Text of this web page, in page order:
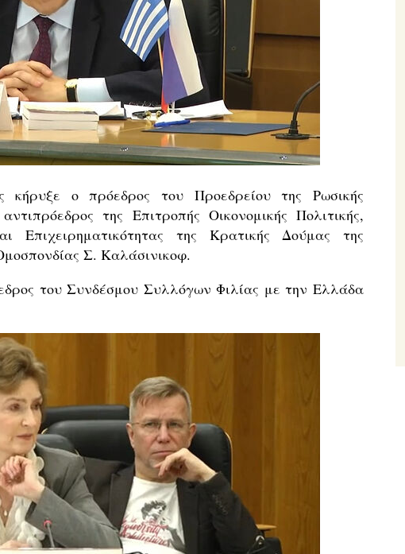
κήρυξε ο πρόεδρος του Προεδρείου της Ρωσικής
​της Επιτροπής Οικονομικής Πολιτικής,
Επιχειρηματικότητας της Κρατικής Δούμας της
Σ. Καλάσινικοφ.
του Συνδέσμου Συλλόγων Φιλίας με την Ελλάδα